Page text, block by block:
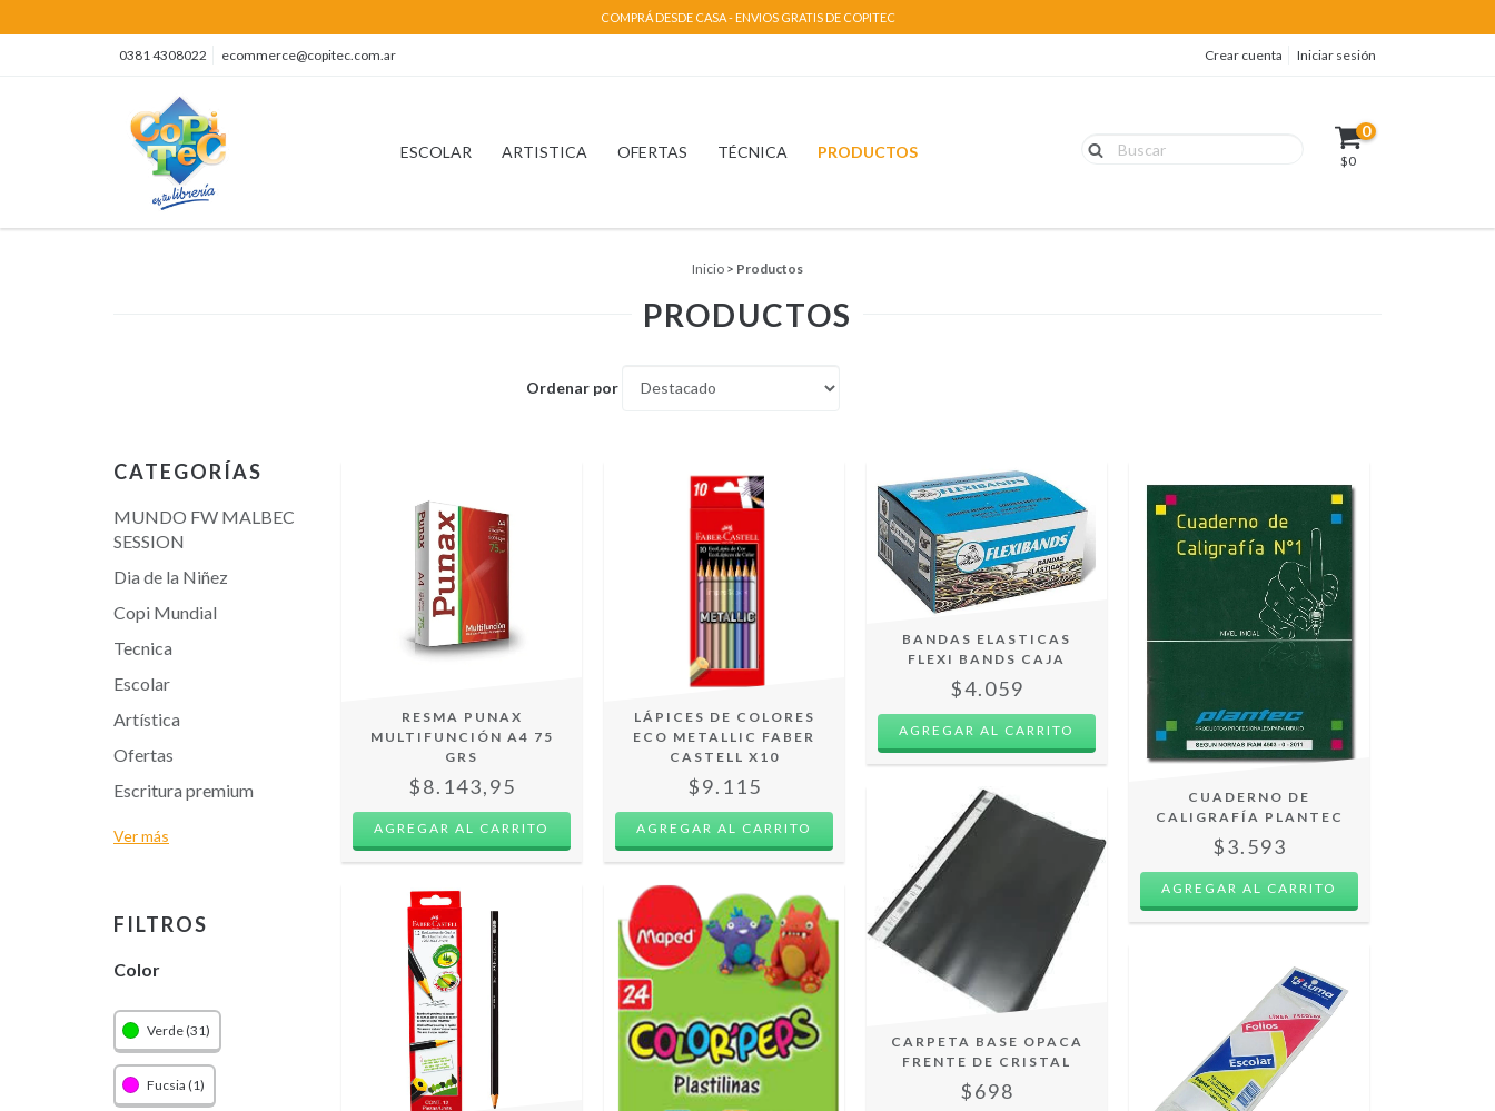
COMPRÁ DESDE CASA - ENVIOS GRATIS DE COPITEC
0381 4308022 ecommerce@copitec.com.ar Crear cuenta Iniciar sesión
ESCOLAR ARTISTICA OFERTAS TÉCNICA PRODUCTOS
0
$0
Inicio > Productos
PRODUCTOS
Ordenar por
CATEGORÍAS
MUNDO FW MALBEC
SESSION
Dia de la Niñez
Copi Mundial
Tecnica
Escolar
Artística
Ofertas
Escritura premium
Ver más
FILTROS
Color
Verde (31)
Fucsia (1)
RESMA PUNAX
MULTIFUNCIÓN A4 75
GRS
$8.143,95
LÁPICES DE COLORES
ECO METALLIC FABER
CASTELL X10
$9.115
BANDAS ELASTICAS
FLEXI BANDS CAJA
$4.059
AGREGAR AL CARRITO
CUADERNO DE
CALIGRAFÍA PLANTEC
$3.593
AGREGAR AL CARRITO
CARPETA BASE OPACA
FRENTE DE CRISTAL
$698